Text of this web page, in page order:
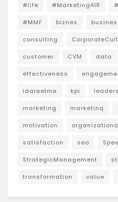
#life #MarketingAIR
#MMF biznes
consulting
customer CVM data
effectiveness
idarəetmə kpi
marketing marketinq
motivation
satisfaction seo
StrategicManagement
transformation value